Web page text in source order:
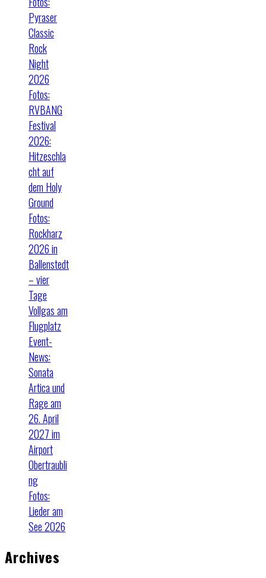
Pyraser
Classic
Rock
Night
2026
Fotos:
RVBANG
Festival
2026:
Hitzeschla
cht auf
dem Holy
Ground
Fotos:
Rockharz
2026 in
Ballenstedt
– vier
Tage
Vollgas am
Flugplatz
Event-
News:
Sonata
Artica und
Rage am
26. April
2027 im
Airport
Obertraubli
ng
Fotos:
Lieder am
See 2026
Archives